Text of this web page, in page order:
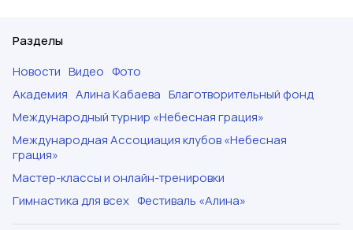
Разделы
Новости Видео Фото
Академия Алина Кабаева Благотворительный фонд
Международный турнир «Небесная грация»
Международная Ассоциация клубов «Небесная
грация»
Мастер-классы и онлайн-тренировки
Гимнастика для всех Фестиваль «Алина»